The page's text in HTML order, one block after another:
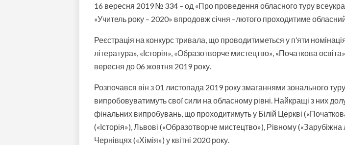
16 вересня 2019 № 334 – од «Про проведення обласного туру
«Учитель року – 2020» впродовж січня –лютого проходитиме
Реєстрація на конкурс тривала, що проводитиметься у п’яти
література», «Історія», «Образотворче мистецтво», «Початкова
вересня до 06 жовтня 2019 року.
Розпочався він з 01 листопада 2019 року змаганнями зонального
випробовуватимуть свої сили на обласному рівні. Найкращі з них
фінальних випробувань, що проходитимуть у Білій Церкві
(«Історія»), Львові («Образотворче мистецтво»), Рівному («Зарубіжна
Чернівцях («Хімія») у квітні 2020 року.